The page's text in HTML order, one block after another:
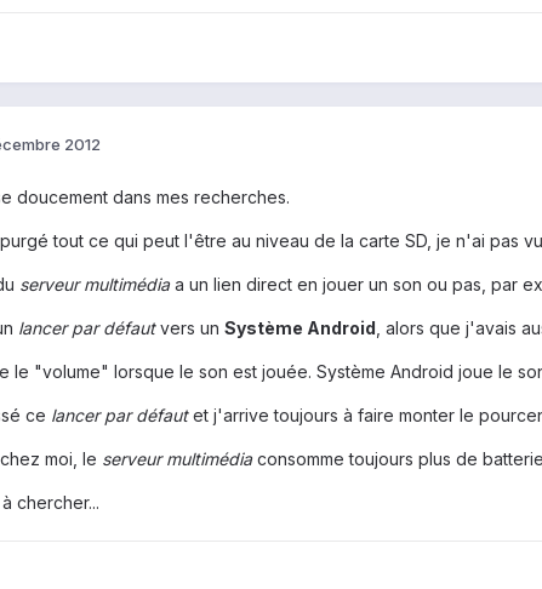
2012
doucement dans mes recherches.
tout ce qui peut l'être au niveau de la carte SD, je n'ai pas
serveurmultimédiaa un lien direct en jouer un son ou pas, par
lancer par défautvers un Système Android , alors que j'avais
le "volume" lorsque le son est jouée. Système Android joue le
ce lancer par défautet j'arrive toujours à faire monter le
moi, le serveur multimédiaconsomme toujours plus de
chercher...